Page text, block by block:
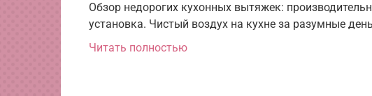
Обзор недорогих кухонных вытяжек:
установка. Чистый воздух на кухне за разумные
Читать полностью